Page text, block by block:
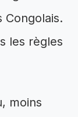
Congolais.
les règles
moins